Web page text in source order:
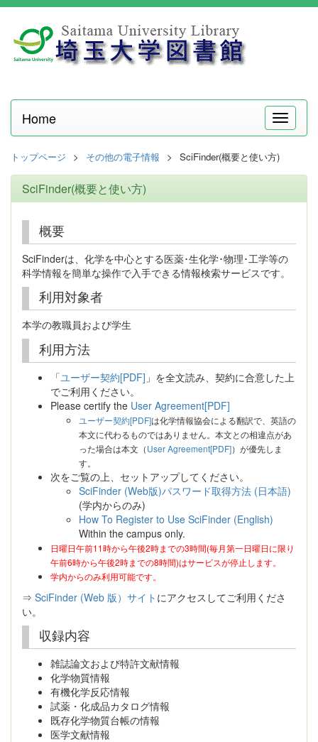
メ
ニ
Home
トップページ その他の電子情報 SciFinder(概要と使い方)
SciFinder(概要と使い方)
概要
SciFinderは、化学を中心とする医薬･生化学･物理･工学等の
科学情報を簡単な操作で入手できる情報検索サービスです。
利用対象者
本学の教職員および学生
利用方法
「ユーザー契約[PDF] 」を全文読み、契約に合意した上
でご利用ください。
Please certify the User Agreement[PDF]
ユーザー契約[PDF]は化学情報協会による翻訳で、英語の
本文に代わるものではありません。本文との相違点があ
った場合は本文（User Agreement[PDF]）が優先しま
す。
次をご覧の上、セットアップしてください。
SciFinder (Web版)パスワード取得方法 (日本語)
(学内からのみ)
How To Register to Use SciFinder (English)
Within the campus only.
日曜日午前11時から午後2時までの3時間(毎月第一日曜日に限り
午前6時から午後2時までの8時間)はサービスが停止します。
学内からのみ利用可能です。
⇒ SciFinder (Web 版）サイト にアクセスしてご利用くださ
い。
収録内容
雑誌論文および特許文献情報
化学物質情報
有機化学反応情報
試薬・化成品カタログ情報
既存化学物質台帳の情報
医学文献情報